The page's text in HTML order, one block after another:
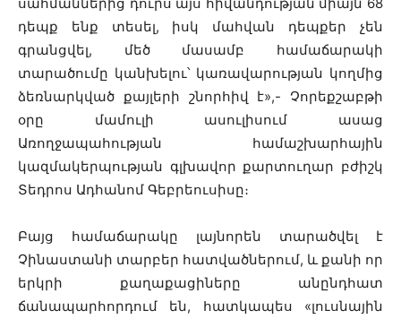
դեպք ենք տեսել, իսկ մահվան դեպքեր չեն
գրանցվել, մեծ մասամբ համաճարակի
տարածումը կանխելու՝ կառավարության կողմից
ձեռնարկված քայլերի շնորհիվ է»,- Չորեքշաբթի
օրը մամուլի ասուլիսում ասաց
Առողջապահության համաշխարհային
կազմակերպության գլխավոր քարտուղար բժիշկ
Տեդրոս Ադհանոմ Գեբրեուսիսը։
Բայց համաճարակը լայնորեն տարածվել է
Չինաստանի տարբեր հատվածներում, և քանի որ
երկրի քաղաքացիները անընդհատ
ճանապարհորդում են, հատկապես «լուսնային